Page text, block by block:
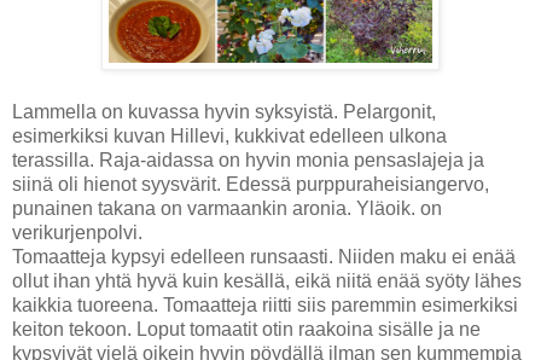
Lammella on kuvassa hyvin syksyistä. Pelargonit,
esimerkiksi kuvan Hillevi, kukkivat edelleen ulkona
terassilla. Raja-aidassa on hyvin monia pensaslajeja ja
siinä oli hienot syysvärit. Edessä purppuraheisiangervo,
punainen takana on varmaankin aronia. Yläoik. on
verikurjenpolvi.
Tomaatteja kypsyi edelleen runsaasti. Niiden maku ei enää
ollut ihan yhtä hyvä kuin kesällä, eikä niitä enää syöty lähes
kaikkia tuoreena. Tomaatteja riitti siis paremmin esimerkiksi
keiton tekoon. Loput tomaatit otin raakoina sisälle ja ne
kypsyivät vielä oikein hyvin pöydällä ilman sen kummempia